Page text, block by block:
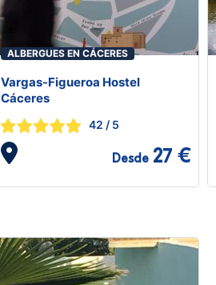
ALBERGUES EN CÁCERES
Vargas-Figueroa Hostel
Cáceres
42 / 5
Desde 27 €